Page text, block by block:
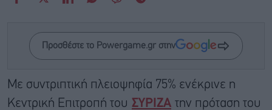
Προσθέστε το Powergame.gr στην
Με συντριπτική πλειοψηφία 75% ενέκρινε η
Κεντρική Επιτροπή του ΣΥΡΙΖΑ την πρόταση του